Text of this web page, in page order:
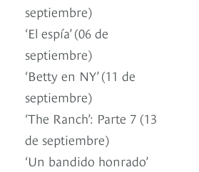
septiembre)
‘El espía’ (06 de
septiembre)
‘Betty en NY’ (11 de
septiembre)
‘The Ranch’: Parte 7 (13
de septiembre)
‘Un bandido honrado’